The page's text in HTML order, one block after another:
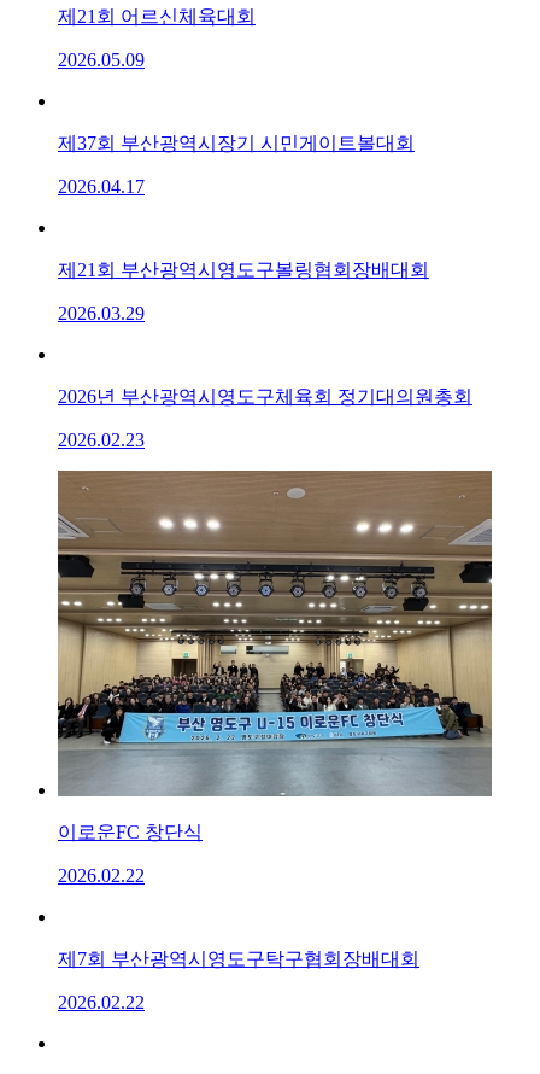
제21회 어르신체육대회
2026.05.09
제37회 부산광역시장기 시민게이트볼대회
2026.04.17
제21회 부산광역시영도구볼링협회장배대회
2026.03.29
2026년 부산광역시영도구체육회 정기대의원총회
2026.02.23
이로운FC 창단식
2026.02.22
제7회 부산광역시영도구탁구협회장배대회
2026.02.22